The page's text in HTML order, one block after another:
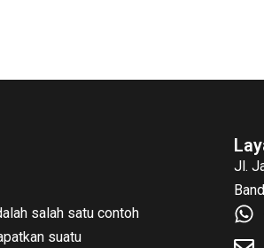
salah satu contoh
suatu
Jl.